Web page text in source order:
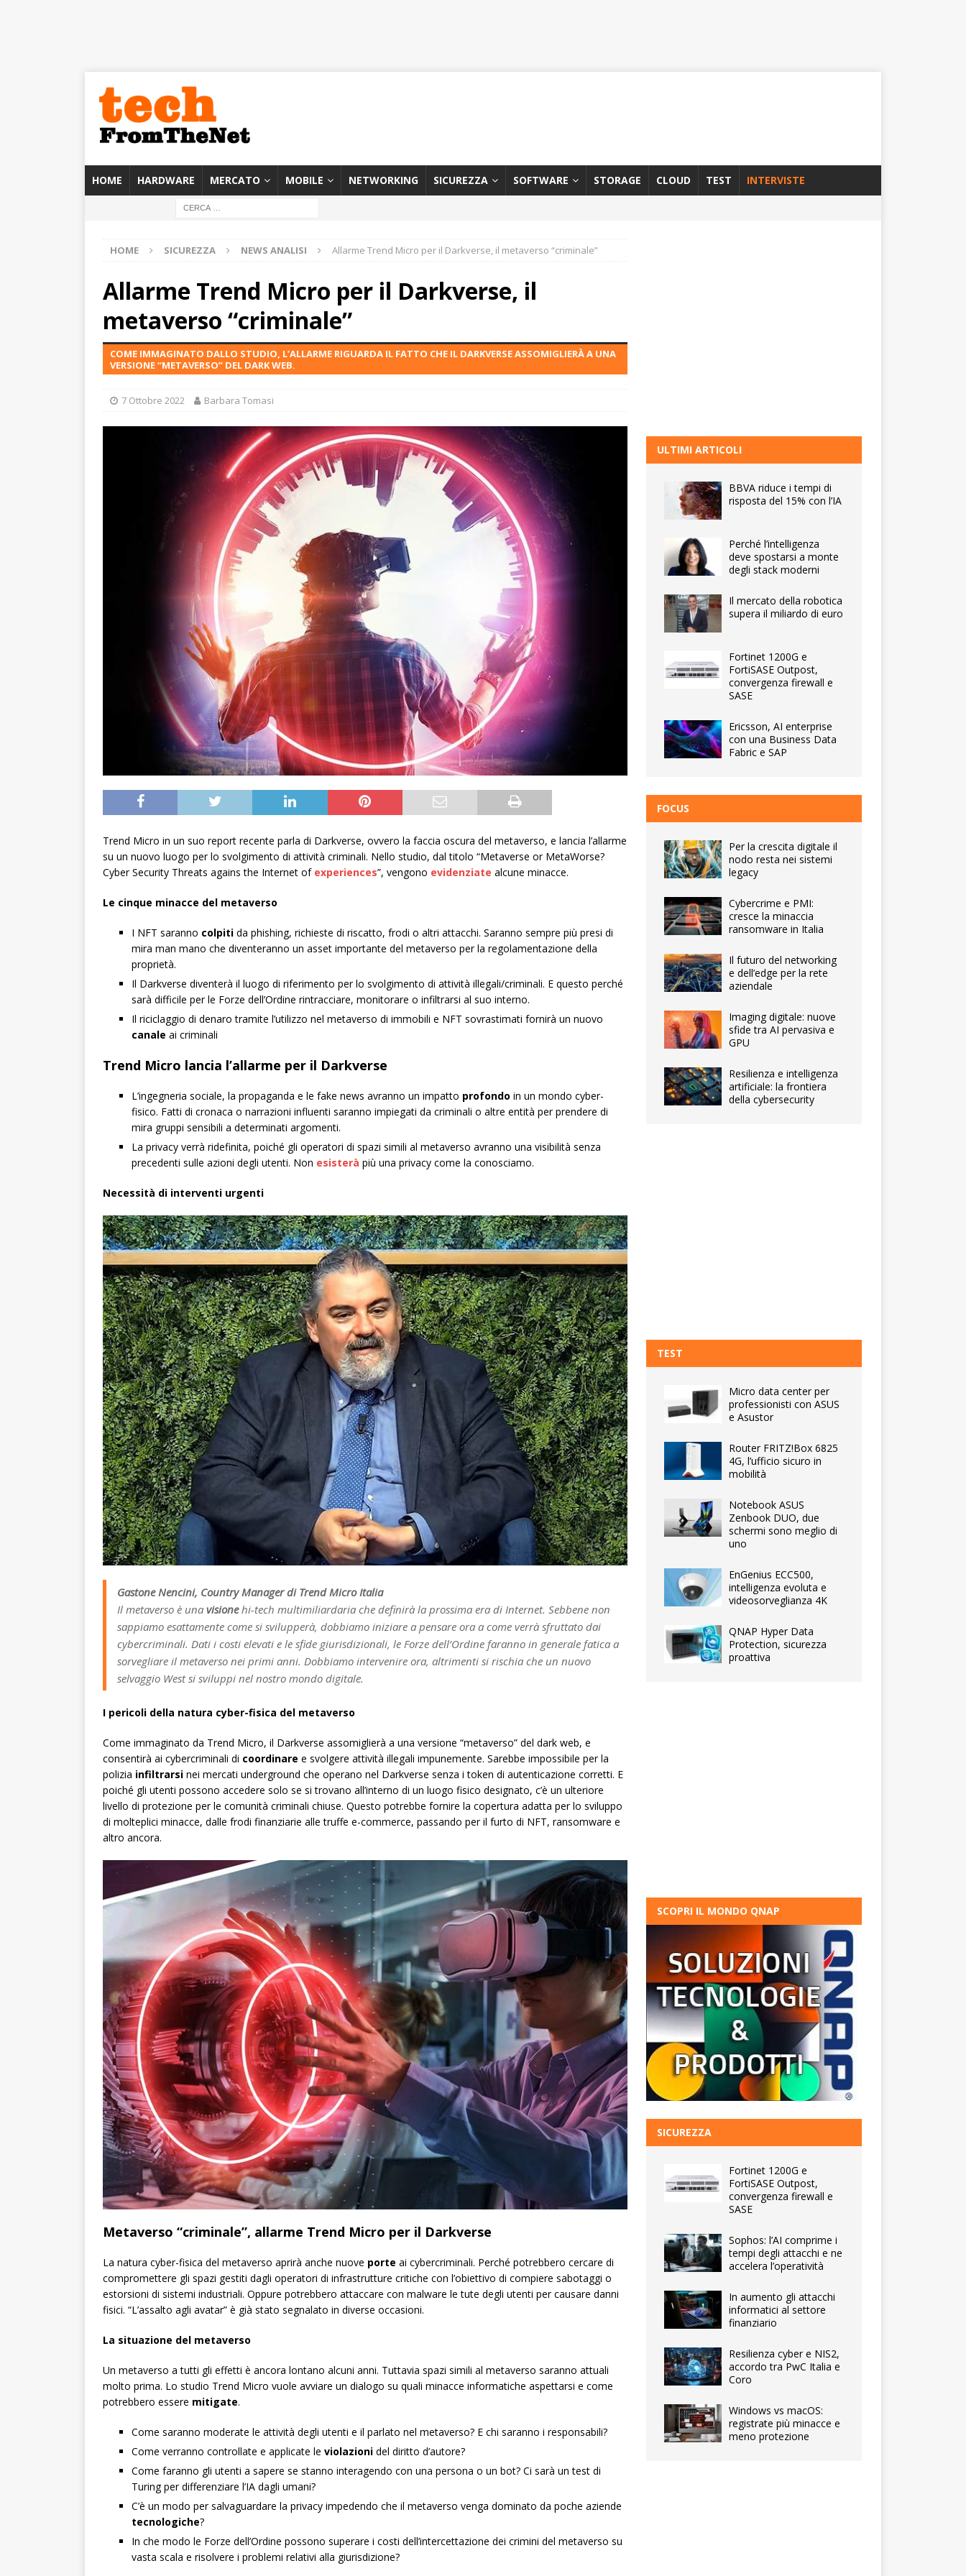
HOME HARDWARE MERCATO MOBILE NETWORKING SICUREZZA SOFTWARE STORAGE CLOUD TEST INTERVISTE
HOME SICUREZZA NEWS ANALISI Allarme Trend Micro per il Darkverse, il metaverso “criminale”
Allarme Trend Micro per il Darkverse, il
metaverso “criminale”
COME IMMAGINATO DALLO STUDIO, L’ALLARME RIGUARDA IL FATTO CHE IL DARKVERSE ASSOMIGLIERÀ A UNA
VERSIONE “METAVERSO” DEL DARK WEB.
7 Ottobre 2022 Barbara Tomasi
Trend Micro in un suo report recente parla di Darkverse, ovvero la faccia oscura del metaverso, e lancia l’allarme
su un nuovo luogo per lo svolgimento di attività criminali. Nello studio, dal titolo “Metaverse or MetaWorse?
Cyber Security Threats agains the Internet of experiences”, vengono evidenziate alcune minacce.
Le cinque minacce del metaverso
I NFT saranno colpiti da phishing, richieste di riscatto, frodi o altri attacchi. Saranno sempre più presi di
mira man mano che diventeranno un asset importante del metaverso per la regolamentazione della
proprietà.
Il Darkverse diventerà il luogo di riferimento per lo svolgimento di attività illegali/criminali. E questo perché
sarà difficile per le Forze dell’Ordine rintracciare, monitorare o infiltrarsi al suo interno.
Il riciclaggio di denaro tramite l’utilizzo nel metaverso di immobili e NFT sovrastimati fornirà un nuovo
canale ai criminali
Trend Micro lancia l’allarme per il Darkverse
L’ingegneria sociale, la propaganda e le fake news avranno un impatto profondo in un mondo cyber-
fisico. Fatti di cronaca o narrazioni influenti saranno impiegati da criminali o altre entità per prendere di
mira gruppi sensibili a determinati argomenti.
La privacy verrà ridefinita, poiché gli operatori di spazi simili al metaverso avranno una visibilità senza
precedenti sulle azioni degli utenti. Non esisterà più una privacy come la conosciamo.
Necessità di interventi urgenti
Gastone Nencini, Country Manager di Trend Micro Italia
Il metaverso è una visionehi-tech multimiliardaria che definirà la prossima era di Internet. Sebbene non
sappiamo esattamente come si svilupperà, dobbiamo iniziare a pensare ora a come verrà sfruttato dai
cybercriminali. Dati i costi elevati e le sfide giurisdizionali, le Forze dell’Ordine faranno in generale fatica a
sorvegliare il metaverso nei primi anni. Dobbiamo intervenire ora, altrimenti si rischia che un nuovo
selvaggio West si sviluppi nel nostro mondo digitale.
I pericoli della natura cyber-fisica del metaverso
Come immaginato da Trend Micro, il Darkverse assomiglierà a una versione “metaverso” del dark web, e
consentirà ai cybercriminali di coordinare e svolgere attività illegali impunemente. Sarebbe impossibile per la
polizia infiltrarsi nei mercati underground che operano nel Darkverse senza i token di autenticazione corretti. E
poiché gli utenti possono accedere solo se si trovano all’interno di un luogo fisico designato, c’è un ulteriore
livello di protezione per le comunità criminali chiuse. Questo potrebbe fornire la copertura adatta per lo sviluppo
di molteplici minacce, dalle frodi finanziarie alle truffe e-commerce, passando per il furto di NFT, ransomware e
altro ancora.
Metaverso “criminale”, allarme Trend Micro per il Darkverse
La natura cyber-fisica del metaverso aprirà anche nuove porte ai cybercriminali. Perché potrebbero cercare di
compromettere gli spazi gestiti dagli operatori di infrastrutture critiche con l’obiettivo di compiere sabotaggi o
estorsioni di sistemi industriali. Oppure potrebbero attaccare con malware le tute degli utenti per causare danni
fisici. “L’assalto agli avatar” è già stato segnalato in diverse occasioni.
La situazione del metaverso
Un metaverso a tutti gli effetti è ancora lontano alcuni anni. Tuttavia spazi simili al metaverso saranno attuali
molto prima. Lo studio Trend Micro vuole avviare un dialogo su quali minacce informatiche aspettarsi e come
potrebbero essere mitigate.
Come saranno moderate le attività degli utenti e il parlato nel metaverso? E chi saranno i responsabili?
Come verranno controllate e applicate le violazioni del diritto d’autore?
Come faranno gli utenti a sapere se stanno interagendo con una persona o un bot? Ci sarà un test di
Turing per differenziare l’IA dagli umani?
C’è un modo per salvaguardare la privacy impedendo che il metaverso venga dominato da poche aziende
tecnologiche?
In che modo le Forze dell’Ordine possono superare i costi dell’intercettazione dei crimini del metaverso su
vasta scala e risolvere i problemi relativi alla giurisdizione?
ULTIMI ARTICOLI
BBVA riduce i tempi di
risposta del 15% con l’IA
Perché l’intelligenza
deve spostarsi a monte
degli stack moderni
Il mercato della robotica
supera il miliardo di euro
Fortinet 1200G e
FortiSASE Outpost,
convergenza firewall e
SASE
Ericsson, AI enterprise
con una Business Data
Fabric e SAP
FOCUS
Per la crescita digitale il
nodo resta nei sistemi
legacy
Cybercrime e PMI:
cresce la minaccia
ransomware in Italia
Il futuro del networking
e dell’edge per la rete
aziendale
Imaging digitale: nuove
sfide tra AI pervasiva e
GPU
Resilienza e intelligenza
artificiale: la frontiera
della cybersecurity
TEST
Micro data center per
professionisti con ASUS
e Asustor
Router FRITZ!Box 6825
4G, l’ufficio sicuro in
mobilità
Notebook ASUS
Zenbook DUO, due
schermi sono meglio di
uno
EnGenius ECC500,
intelligenza evoluta e
videosorveglianza 4K
QNAP Hyper Data
Protection, sicurezza
proattiva
SCOPRI IL MONDO QNAP
SICUREZZA
Fortinet 1200G e
FortiSASE Outpost,
convergenza firewall e
SASE
Sophos: l’AI comprime i
tempi degli attacchi e ne
accelera l’operatività
In aumento gli attacchi
informatici al settore
finanziario
Resilienza cyber e NIS2,
accordo tra PwC Italia e
Coro
Windows vs macOS:
registrate più minacce e
meno protezione